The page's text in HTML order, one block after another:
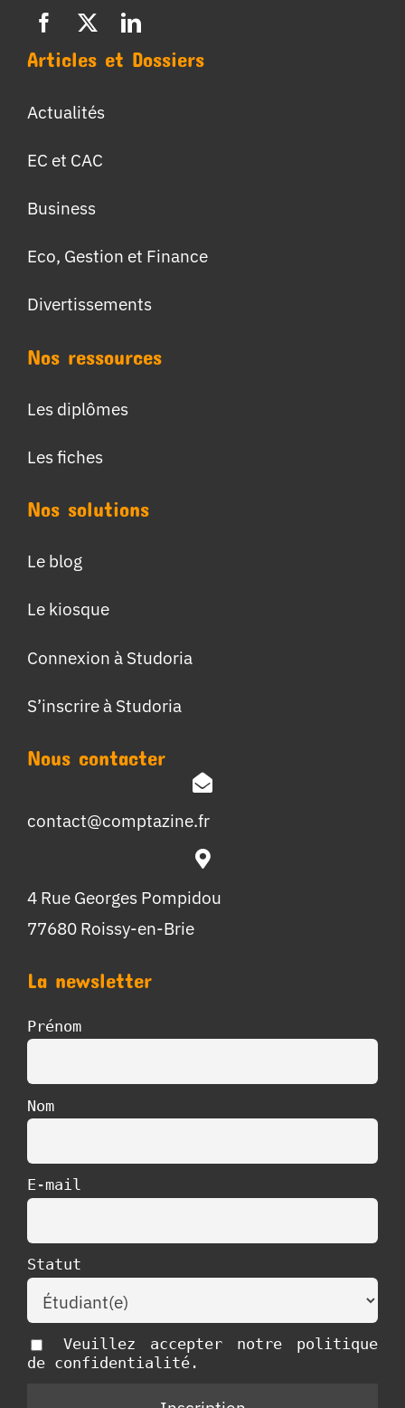
Articles et Dossiers
Actualités
EC et CAC
Business
Eco, Gestion et Finance
Divertissements
Nos ressources
Les diplômes
Les fiches
Nos solutions
Le blog
Le kiosque
Connexion à Studoria
S’inscrire à Studoria
Nous contacter
contact@comptazine.fr
4 Rue Georges Pompidou
77680 Roissy-en-Brie
La newsletter
Prénom
Nom
E-mail
Statut
Veuillez accepter notre politique
de confidentialité.